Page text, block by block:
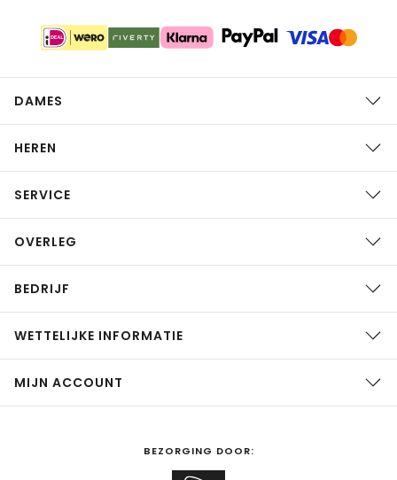
DAMES
HEREN
SERVICE
OVERLEG
BEDRIJF
WETTELIJKE INFORMATIE
MIJN ACCOUNT
BEZORGING DOOR: